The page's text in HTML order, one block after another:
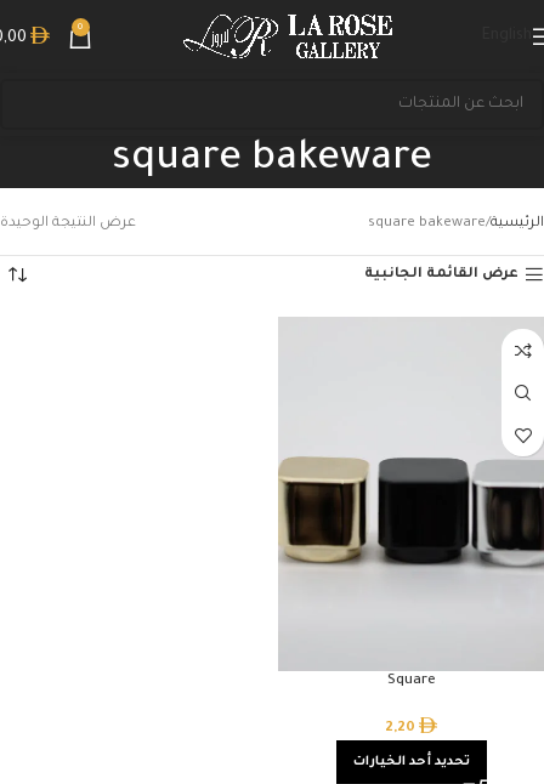
0
square bakeware
الرئيسية square bakeware عرض النتيجة الوحيدة
عرض القائمة الجانبية
Square
2,20
تحديد أحد الخيارات